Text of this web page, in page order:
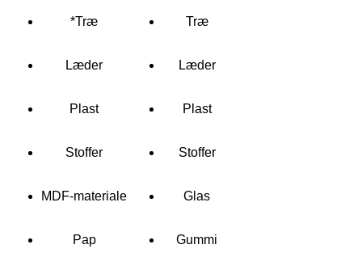
*Træ Træ
Læder Læder
Plast Plast
Stoffer Stoffer
MDF-materiale Glas
Pap Gummi